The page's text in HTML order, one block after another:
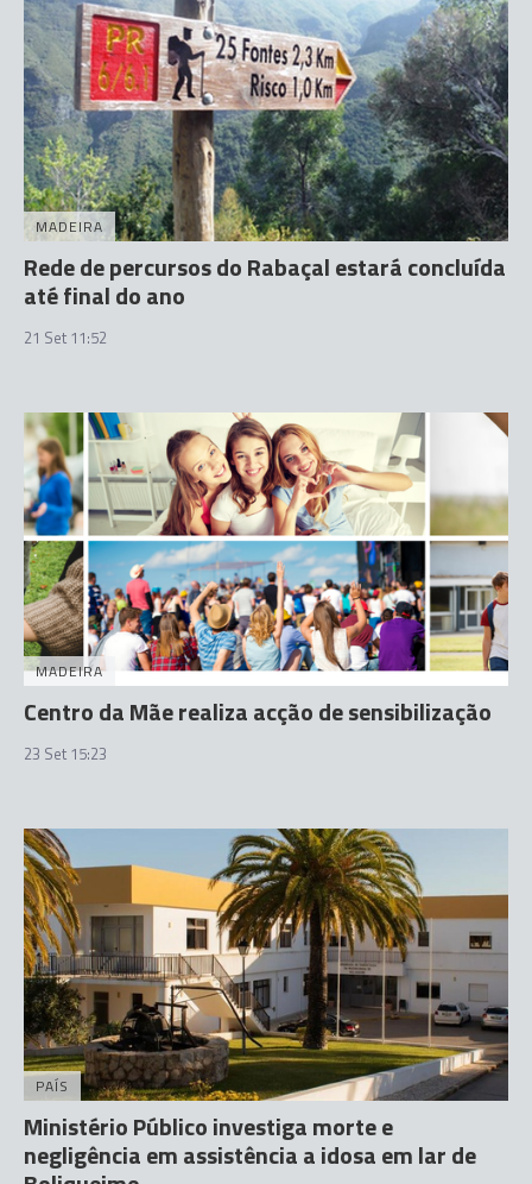
MADEIRA
Rede de percursos do Rabaçal estará concluída
até final do ano
21 Set 11:52
MADEIRA
Centro da Mãe realiza acção de sensibilização
23 Set 15:23
PAÍS
Ministério Público investiga morte e
negligência em assistência a idosa em lar de